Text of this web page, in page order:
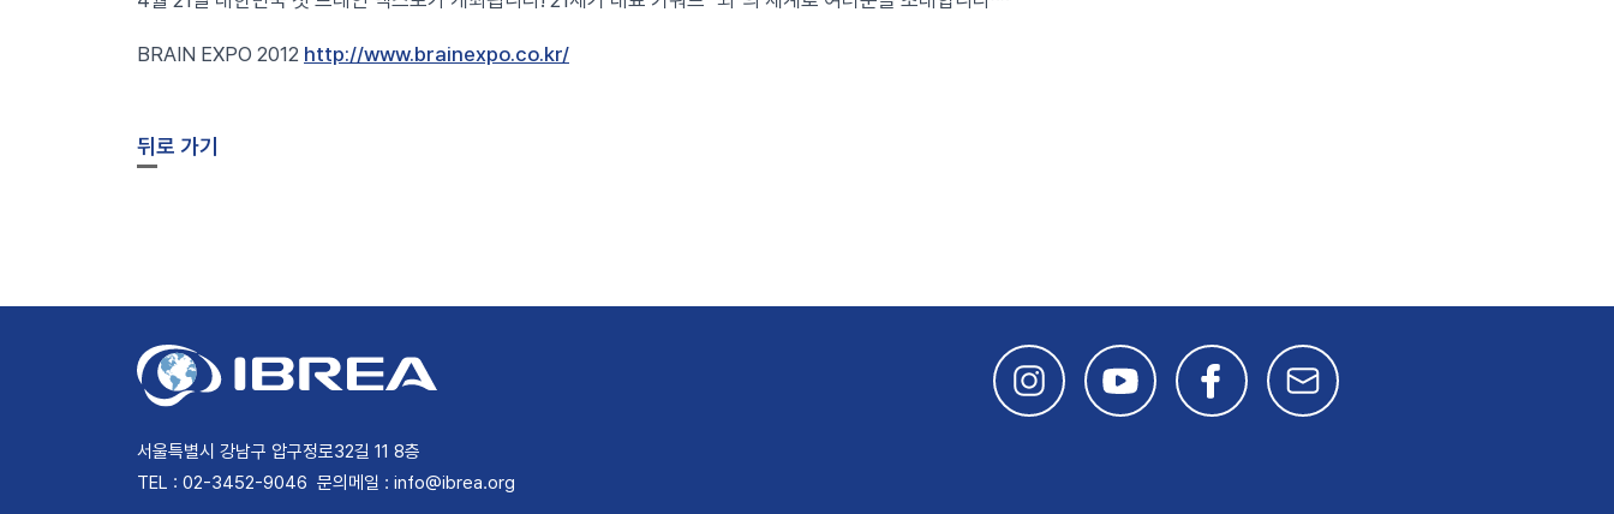
BRAIN EXPO 2012 http://www.brainexpo.co.kr/
뒤로 가기
서울특별시 강남구 압구정로32길 11 8층
TEL : 02-3452-9046 문의메일 : info@ibrea.org